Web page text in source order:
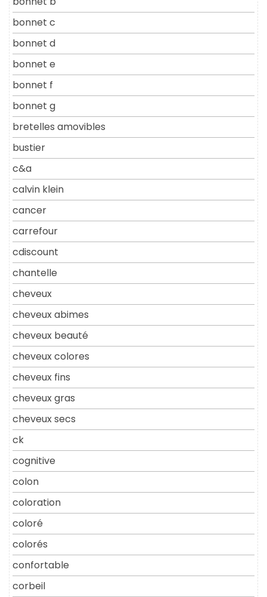
bonnet c
bonnet d
bonnet e
bonnet f
bonnet g
bretelles amovibles
bustier
c&a
calvin klein
cancer
carrefour
cdiscount
chantelle
cheveux
cheveux abimes
cheveux beauté
cheveux colores
cheveux fins
cheveux gras
cheveux secs
ck
cognitive
colon
coloration
coloré
colorés
confortable
corbeil